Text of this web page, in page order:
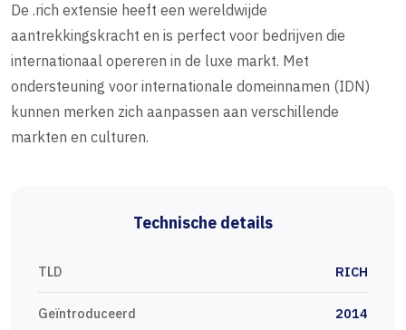
De .rich extensie heeft een wereldwijde
aantrekkingskracht en is perfect voor bedrijven die
internationaal opereren in de luxe markt. Met
ondersteuning voor internationale domeinnamen (IDN)
kunnen merken zich aanpassen aan verschillende
markten en culturen.
Technische details
TLD RICH
Geïntroduceerd 2014